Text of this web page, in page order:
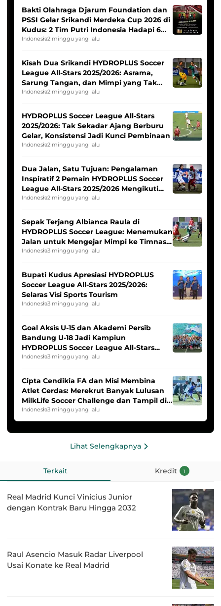
Bakti Olahraga Djarum Foundation dan
PSSI Gelar Srikandi Merdeka Cup 2026 di
Kudus: 2 Tim Putri Indonesia Hadapi 6
Tim Asia
Indonesia2 minggu yang lalu
Kisah Dua Srikandi HYDROPLUS Soccer
League All-Stars 2025/2026: Asrama,
Sarung Tangan, dan Mimpi yang Tak
Pernah Padam
Indonesia2 minggu yang lalu
HYDROPLUS Soccer League All-Stars
2025/2026: Tak Sekadar Ajang Berburu
Gelar, Konsistensi Jadi Kunci Pembinaan
Indonesia2 minggu yang lalu
Dua Jalan, Satu Tujuan: Pengalaman
Inspiratif 2 Pemain HYDROPLUS Soccer
League All-Stars 2025/2026 Mengikuti
Seleksi Timnas Indonesia Putri
Indonesia2 minggu yang lalu
Sepak Terjang Albianca Raula di
HYDROPLUS Soccer League: Menemukan
Jalan untuk Mengejar Mimpi ke Timnas
Indonesia Putri
Indonesia3 minggu yang lalu
Bupati Kudus Apresiasi HYDROPLUS
Soccer League All-Stars 2025/2026:
Selaras Visi Sports Tourism
Indonesia3 minggu yang lalu
Goal Aksis U-15 dan Akademi Persib
Bandung U-18 Jadi Kampiun
HYDROPLUS Soccer League All-Stars
2025/2026
Indonesia3 minggu yang lalu
Cipta Cendikia FA dan Misi Membina
Atlet Cerdas: Merekrut Banyak Lulusan
MilkLife Soccer Challenge dan Tampil di
HYDROPLUS Soccer League
Indonesia3 minggu yang lalu
Lihat Selengkapnya
Terkait Kredit 1
Real Madrid Kunci Vinicius Junior
dengan Kontrak Baru Hingga 2032
Raul Asencio Masuk Radar Liverpool
Usai Konate ke Real Madrid